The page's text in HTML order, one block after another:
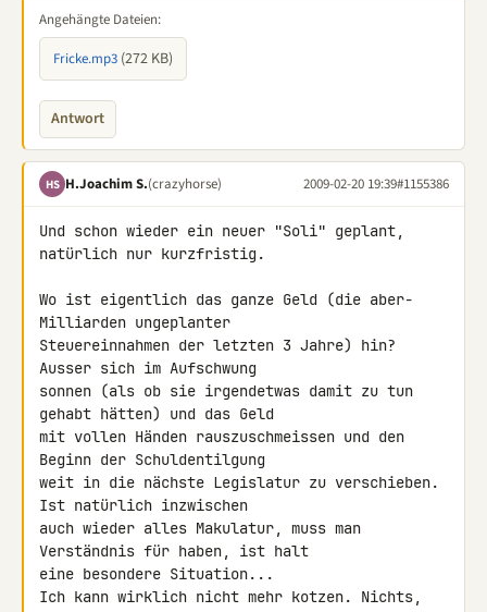
Angehängte Dateien:
Fricke.mp3 (272 KB)
Antwort
HS H.Joachim S.(crazyhorse) 2009-02-20 19:39#1155386
Und schon wieder ein neuer "Soli" geplant,
natürlich nur kurzfristig.
Wo ist eigentlich das ganze Geld (die aber-
Milliarden ungeplanter
Steuereinnahmen der letzten 3 Jahre) hin?
Ausser sich im Aufschwung
sonnen (als ob sie irgendetwas damit zu tun
gehabt hätten) und das Geld
mit vollen Händen rauszuschmeissen und den
Beginn der Schuldentilgung
weit in die nächste Legislatur zu verschieben.
Ist natürlich inzwischen
auch wieder alles Makulatur, muss man
Verständnis für haben, ist halt
eine besondere Situation...
Ich kann wirklich nicht mehr kotzen. Nichts,